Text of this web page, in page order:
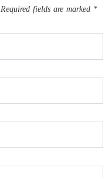
Required fields are marked *